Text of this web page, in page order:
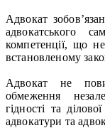
Адвокат
адвокатського
компетенції, що
встановленому
Адвокат не
обмеження
гідності та
адвокатури та